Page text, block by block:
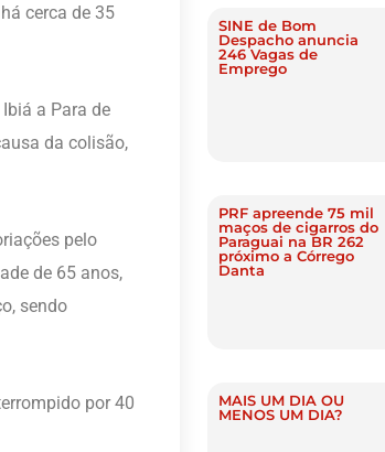
cerca de 35
a Para de
da colisão,
pelo
de 65 anos,
sendo
por 40
SINE de Bom
Despacho anuncia
246 Vagas de
Emprego
PRF apreende 75 mil
maços de cigarros do
Paraguai na BR 262
próximo a Córrego
Danta
MAIS UM DIA OU
MENOS UM DIA?